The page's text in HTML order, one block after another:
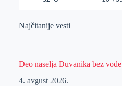
Najčitanije vesti
Deo naselja Duvanika bez vode
4. avgust 2026.